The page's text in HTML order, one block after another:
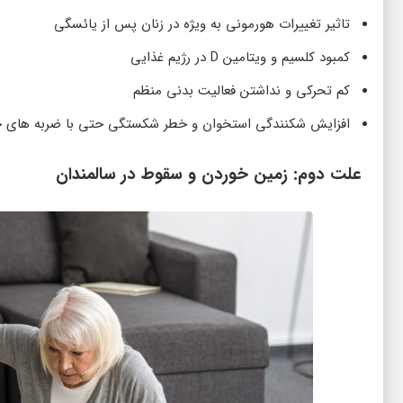
تاثیر تغییرات هورمونی به ویژه در زنان پس از یائسگی
کمبود کلسیم و ویتامین D در رژیم غذایی
کم تحرکی و نداشتن فعالیت بدنی منظم
افزایش شکنندگی استخوان و خطر شکستگی حتی با ضربه
علت دوم: زمین خوردن و سقوط در سالمندان